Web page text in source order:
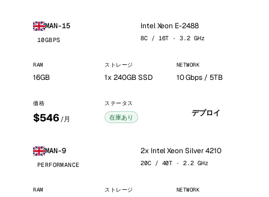
MAN-15
10GBPS
Intel Xeon E-2488
8C / 16T · 3.2 GHz
RAM
16GB
ストレージ
1x 240GB SSD
NETWORK
10 Gbps / 5TB
価格
$546 /月
ステータス
在庫あり デプロイ
MAN-9
PERFORMANCE
2x Intel Xeon Silver 4210
20C / 40T · 2.2 GHz
RAM ストレージ NETWORK